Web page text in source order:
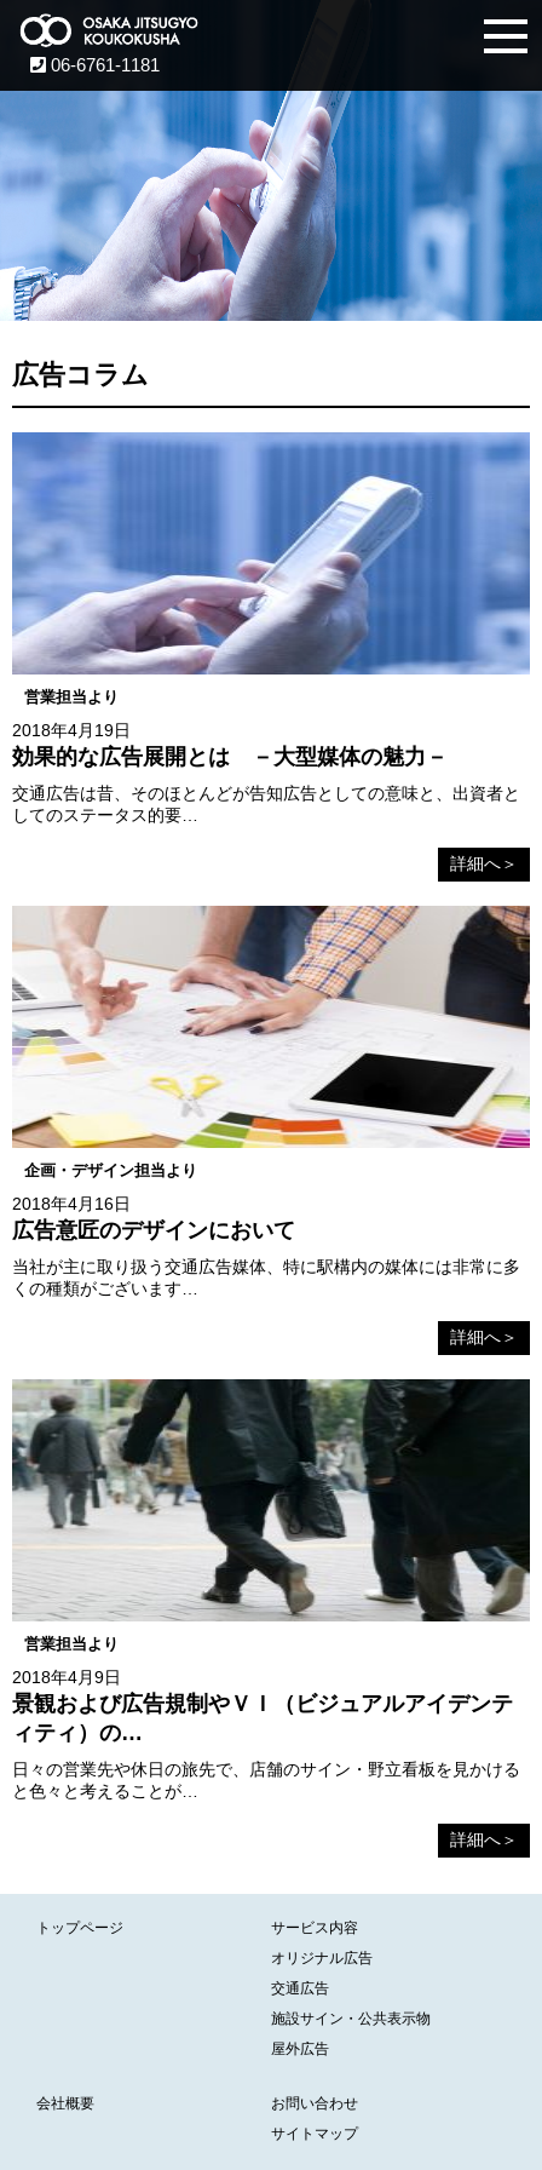
06-6761-1181
広告コラム
営業担当より
2018年4月19日
効果的な広告展開とは －大型媒体の魅力－
交通広告は昔、そのほとんどが告知広告としての意味と、出資者と
してのステータス的要…
詳細へ＞
企画・デザイン担当より
2018年4月16日
広告意匠のデザインにおいて
当社が主に取り扱う交通広告媒体、特に駅構内の媒体には非常に多
くの種類がございます…
詳細へ＞
営業担当より
2018年4月9日
景観および広告規制やＶＩ（ビジュアルアイデンテ
ィティ）の…
日々の営業先や休日の旅先で、店舗のサイン・野立看板を見かける
と色々と考えることが…
詳細へ＞
トップページ
サービス内容
オリジナル広告
交通広告
施設サイン・公共表示物
屋外広告
会社概要
お問い合わせ
サイトマップ